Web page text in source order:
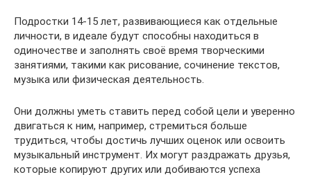
Подростки 14-15 лет, развивающиеся как отдельные
личности, в идеале будут способны находиться в
одиночестве и заполнять своё время творческими
занятиями, такими как рисование, сочинение текстов,
музыка или физическая деятельность.
Они должны уметь ставить перед собой цели и уверенно
двигаться к ним, например, стремиться больше
трудиться, чтобы достичь лучших оценок или освоить
музыкальный инструмент. Их могут раздражать друзья,
которые копируют других или добиваются успеха